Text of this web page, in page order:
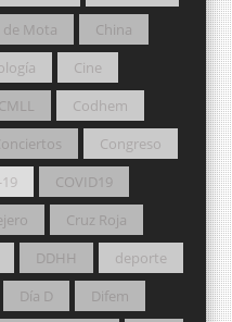
de Mota
China
Cine
CMLL
Codhem
Congreso
COVID19
Cruz Roja
DDHH
deporte
Día D
Difem